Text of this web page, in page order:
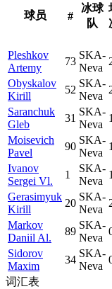
球员 #
冰球
队
Pleshkov
Artemy
73
SKA-
Neva
Obyskalov
Kirill
52
SKA-
Neva
Saranchuk
Gleb
31
SKA-
Neva
Moisevich
Pavel
90
SKA-
Neva
Ivanov
Sergei Vl.
1
SKA-
Neva
1
Gerasimyuk
Kirill
20
SKA-
Neva
Markov
Daniil Al.
89
SKA-
Neva
Sidorov
Maxim
34
SKA-
Neva
词汇表